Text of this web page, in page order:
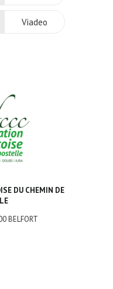
Viadeo
DU CHEMIN DE
BELFORT